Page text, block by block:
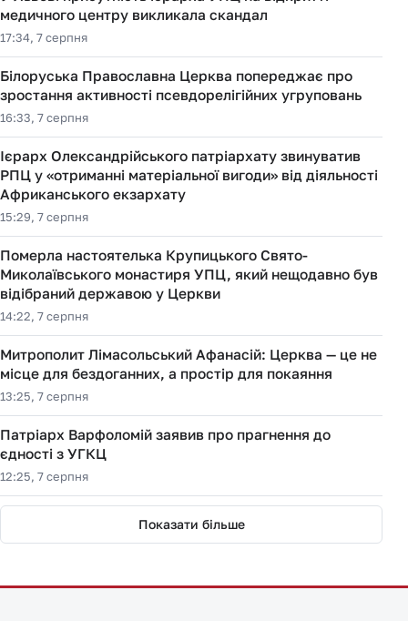
медичного центру викликала скандал
17:34, 7 серпня
Білоруська Православна Церква попереджає про
зростання активності псевдорелігійних угруповань
16:33, 7 серпня
Ієрарх Олександрійського патріархату звинуватив
РПЦ у «отриманні матеріальної вигоди» від діяльності
Африканського екзархату
15:29, 7 серпня
Померла настоятелька Крупицького Свято-
Миколаївського монастиря УПЦ, який нещодавно був
відібраний державою у Церкви
14:22, 7 серпня
Митрополит Лімасольський Афанасій: Церква — це не
місце для бездоганних, а простір для покаяння
13:25, 7 серпня
Патріарх Варфоломій заявив про прагнення до
єдності з УГКЦ
12:25, 7 серпня
Показати більше